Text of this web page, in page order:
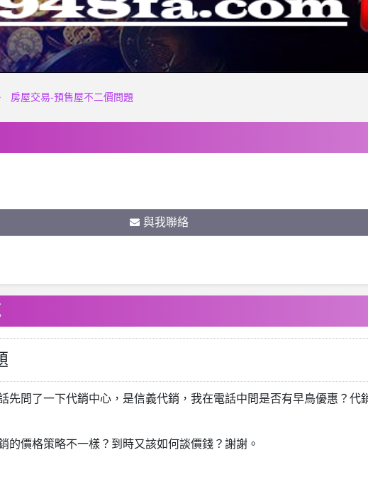
房屋交易-預售屋不二價問題
與我聯絡
先問了一下代銷中心，是信義代銷，我在電話中問是否有早鳥優惠？代
的價格策略不一樣？到時又該如何談價錢？謝謝。